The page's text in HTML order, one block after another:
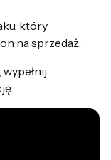
który
na sprzedaż.